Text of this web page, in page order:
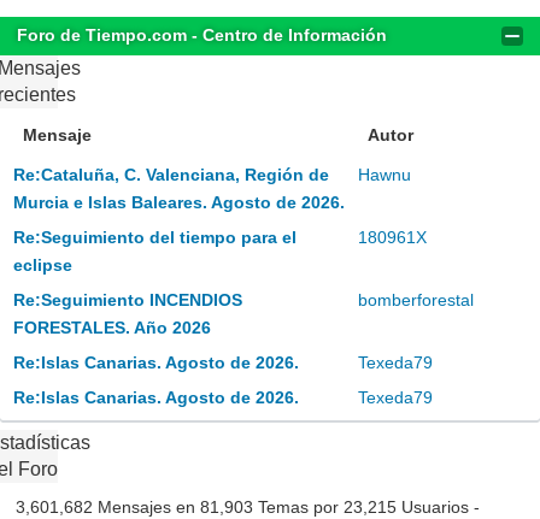
Foro de Tiempo.com - Centro de Información
Mensaje Autor
Re:Cataluña, C. Valenciana, Región de
Murcia e Islas Baleares. Agosto de 2026.
Hawnu
Re:Seguimiento del tiempo para el
eclipse
180961X
Re:Seguimiento INCENDIOS
FORESTALES. Año 2026
bomberforestal
Re:Islas Canarias. Agosto de 2026.
Texeda79
Re:Islas Canarias. Agosto de 2026.
Texeda79
Foro
3,601,682 Mensajes en 81,903 Temas por 23,215 Usuarios -